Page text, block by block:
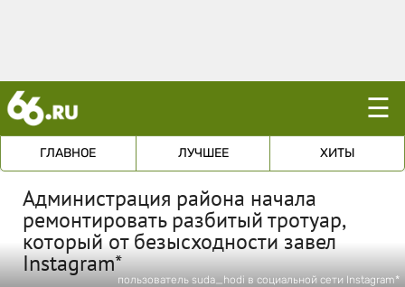
☰
ГЛАВНОЕ ЛУЧШЕЕ ХИТЫ
Администрация района начала
ремонтировать разбитый тротуар,
который от безысходности завел
Instagram*
пользователь suda_hodi в социальной сети Instagram*